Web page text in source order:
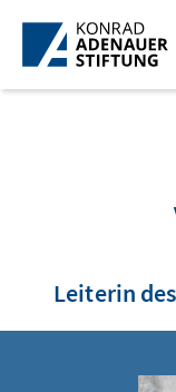
Skip to Main Content
Leiterin